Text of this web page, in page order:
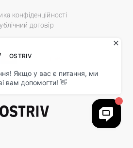
конфіденційності
договір
Store. All Rights Reserved.